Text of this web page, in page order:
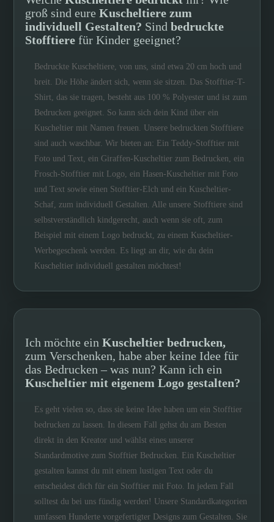
groß sind eureKuscheltiere zum
individuell Gestalten? Sindbedruckte
Stofftiere für Kinder geeignet?
Bedruckte Kuscheltiere, von uns, sind etwa 20 cm hoch und
breit. Die Höhe ändert sich, wenn sie sitzen. Das Stofftier-T-
Shirt, das sie tragen, besteht aus 100 % Polyester und ist zum
Bedrucken geeignet. So kann sich dein Kind über ein
Kuscheltier mit Namen freuen. Unsere bedruckten Stofftiere
sind auch waschbar. Wir bieten an: Ein Teddy-Stofftier mit
Foto und Text, ein Giraffen-Kuscheltier zum Bedrucken, ein
Frosch-Stofftier mit Logo, ein Hasen-Kuscheltier mit Foto
und Text sowie einen Stofftier-Elch und ein Kuscheltier-
Schaf, zum individuell Gestalten. Alle unsere Stofftiere sind
selbstverständlich kindgerecht, auch wenn sie oft, zum
Beispiel mit einem Logo bedruckt, zu einem Kuscheltier-
Werbegeschenk werden. Es liegt an dir, wie du dein
Kuscheltier individuell gestalten möchtest!
Ich möchte einKuscheltier bedrucken,
zum Verschenken, habe aber keine Idee für
das Bedrucken – was nun? Kann ich ein
Kuscheltier mit eigenem Logo gestalten?
Es geht vielen so, dass sie keine Idee haben um ein Stofftier
bedrucken zu lassen. In diesem Fall gehst du am Besten
direkt in den Kreator und wählst eines unserer
Standardmotive zum Stofftier Bedrucken. Ein Kuscheltier
gestalten kannst du mit einem lustigen Text oder du
entscheidest dich für ein Stofftier mit Foto. In jedem Fall
solltest du bei uns fündig werden! Unsere Standardkategorien
umfassen Hunderte vorgefertigter Designs zum Gestalten. Sie